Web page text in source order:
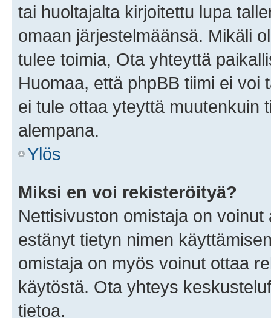
tai huoltajalta kirjoitettu lupa
omaan järjestelmäänsä. Mikäli
tulee toimia, Ota yhteyttä
Huomaa, että phpBB tiimi ei
ei tule ottaa yteyttä muutenkuin
alempana.
Ylös
Miksi en voi rekisteröityä?
Nettisivuston omistaja on
estänyt tietyn nimen
omistaja on myös voinut ottaa
käytöstä. Ota yhteys
tietoa.